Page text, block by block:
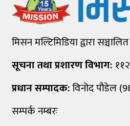
मिसन मल्टिमिडिया द्वारा सञ्चालित
सूचना तथा प्रशारण विभाग:
प्रधान सम्पादक:विनोद पौडेल
सम्पर्क नम्बरः